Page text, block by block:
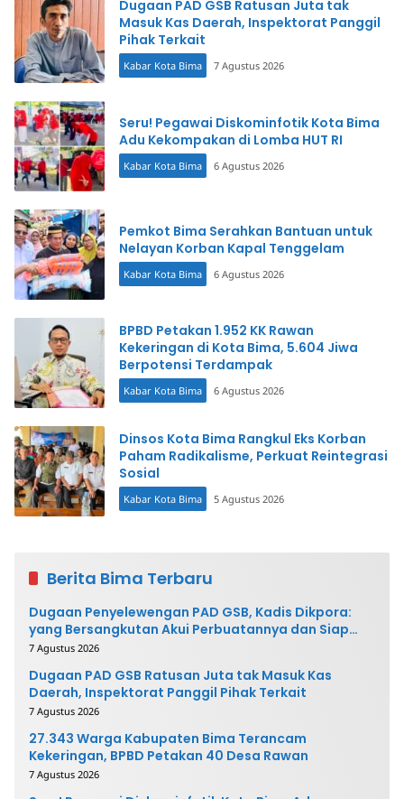
Dugaan PAD GSB Ratusan Juta tak
Masuk Kas Daerah, Inspektorat Panggil
Pihak Terkait
Kabar Kota Bima 7 Agustus 2026
Seru! Pegawai Diskominfotik Kota Bima
Adu Kekompakan di Lomba HUT RI
Kabar Kota Bima 6 Agustus 2026
Pemkot Bima Serahkan Bantuan untuk
Nelayan Korban Kapal Tenggelam
Kabar Kota Bima 6 Agustus 2026
BPBD Petakan 1.952 KK Rawan
Kekeringan di Kota Bima, 5.604 Jiwa
Berpotensi Terdampak
Kabar Kota Bima 6 Agustus 2026
Dinsos Kota Bima Rangkul Eks Korban
Paham Radikalisme, Perkuat Reintegrasi
Sosial
Kabar Kota Bima 5 Agustus 2026
Berita Bima Terbaru
Dugaan Penyelewengan PAD GSB, Kadis Dikpora:
yang Bersangkutan Akui Perbuatannya dan Siap
Mengembalikan Uang
7 Agustus 2026
Dugaan PAD GSB Ratusan Juta tak Masuk Kas
Daerah, Inspektorat Panggil Pihak Terkait
7 Agustus 2026
27.343 Warga Kabupaten Bima Terancam
Kekeringan, BPBD Petakan 40 Desa Rawan
7 Agustus 2026